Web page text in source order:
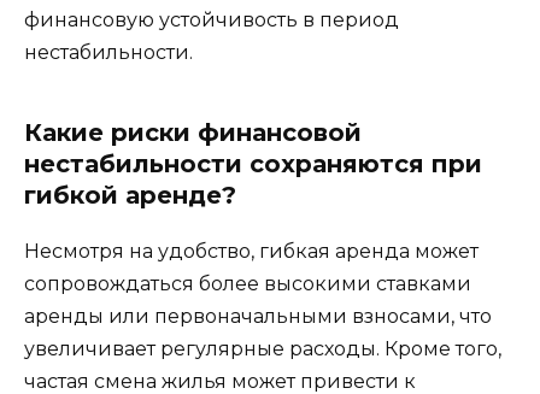
финансовую устойчивость в период
нестабильности.
Какие риски финансовой
нестабильности сохраняются при
гибкой аренде?
Несмотря на удобство, гибкая аренда может
сопровождаться более высокими ставками
аренды или первоначальными взносами, что
увеличивает регулярные расходы. Кроме того,
частая смена жилья может привести к